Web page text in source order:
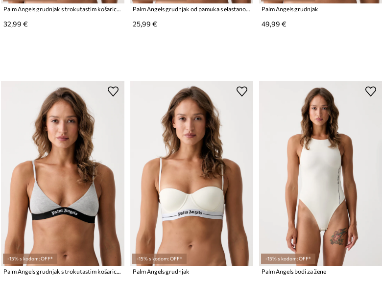
Palm Angels grudnjak s trokutastim košaricama
32,99 €
Palm Angels grudnjak od pamuka s elastanom
25,99 €
Palm Angels grudnjak
49,99 €
-15% s kodom: OFF* -15% s kodom: OFF*
Palm Angels grudnjak
-15% s kodom: OFF*
Palm Angels bodi za žene